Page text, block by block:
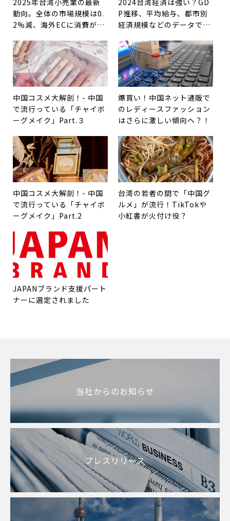
2025年台湾小売業の最新
動向。全体の市場規模は0.
2%減、海外ECに消費が奪
2024台湾経済は強い？GD
P推移、平均給与、都市別
経済規模などのデータで確
中国コスメ大解剖！- 中国
で流行っている「チャイボ
ーグメイク」Part.３
爆買い！中国ネット通販で
のレディースファッション
はさらに激しい傾向へ？！
中国コスメ大解剖！- 中国
で流行っている「チャイボ
ーグメイク」Part.2
台湾の若者の間で「中国グ
ルメ」が流行！TikTokや
小紅書が火付け役？
JAPANブランド支援パート
ナーに選定されました
当社からのお知らせ
プレスリリース